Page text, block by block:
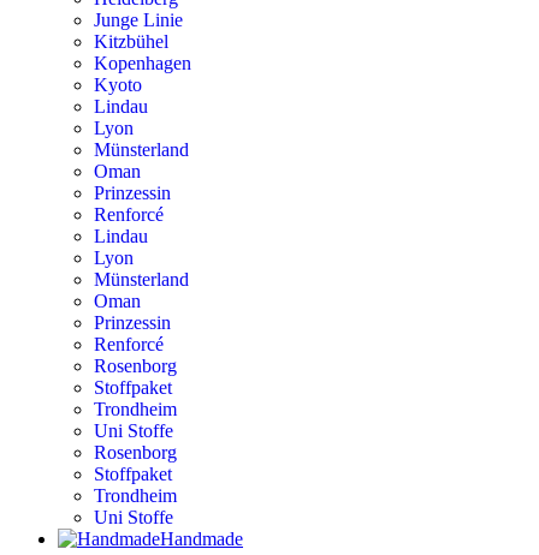
Junge Linie
Kitzbühel
Kopenhagen
Kyoto
Lindau
Lyon
Münsterland
Oman
Prinzessin
Renforcé
Lindau
Lyon
Münsterland
Oman
Prinzessin
Renforcé
Rosenborg
Stoffpaket
Trondheim
Uni Stoffe
Rosenborg
Stoffpaket
Trondheim
Uni Stoffe
Handmade